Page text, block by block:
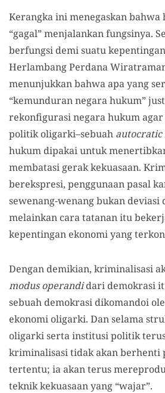
Kerangka ini menegaskan bahwa
“gagal” menjalankan fungsinya.
berfungsi demi suatu
Herlambang Perdana
menunjukkan bahwa apa yang
“kemunduran negara hukum”
rekonfigurasi negara hukum
politik oligarki–sebuah autocratic
hukum dipakai untuk
membatasi gerak kekuasaan.
berekspresi, penggunaan pasal
sewenang-wenang bukan
melainkan cara tatanan itu
kepentingan ekonomi yang
Dengan demikian, kriminalisasi
modus operandidari demokrasi
sebuah demokrasi dikomandoi
ekonomi oligarki. Dan selama
oligarki serta institusi politik
kriminalisasi tidak akan berhenti
tertentu; ia akan terus
teknik kekuasaan yang “wajar”.